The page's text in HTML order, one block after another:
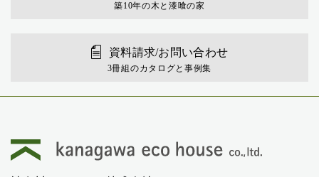
築10年の木と漆喰の家
資料請求/お問い合わせ
3冊組のカタログと事例集